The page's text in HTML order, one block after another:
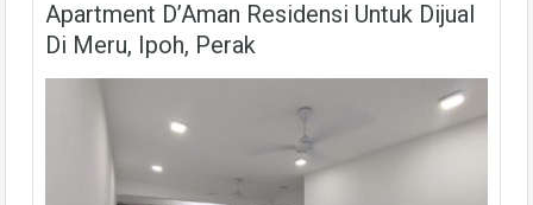
Apartment D’Aman Residensi Untuk Dijual
Di Meru, Ipoh, Perak